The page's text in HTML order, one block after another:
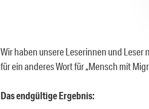
Wir haben unsere Leserinnen und Leser
für ein anderes Wort für „Mensch mit
Das endgültige Ergebnis: